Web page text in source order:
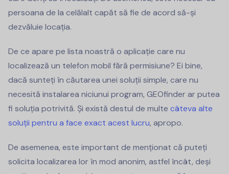
persoana de la celălalt capăt să fie de acord să-și
dezvăluie locația.
De ce apare pe lista noastră o aplicație care nu
localizează un telefon mobil fără permisiune? Ei bine,
dacă sunteți în căutarea unei soluții simple, care nu
necesită instalarea niciunui program, GEOfinder ar putea
fi soluția potrivită. Și există destul de multe câteva alte
soluții pentru a face exact acest lucru, apropo.
De asemenea, este important de menționat că puteți
solicita localizarea lor în mod anonim, astfel încât, deși